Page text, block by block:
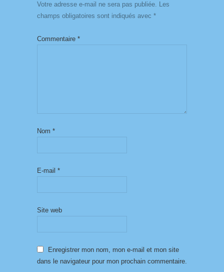
Votre adresse e-mail ne sera pas publiée. Les
champs obligatoires sont indiqués avec *
Commentaire *
Nom *
E-mail *
Site web
Enregistrer mon nom, mon e-mail et mon site
dans le navigateur pour mon prochain commentaire.